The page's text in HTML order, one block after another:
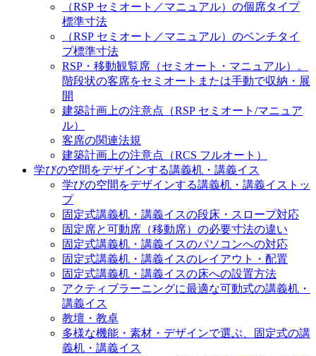
（RSP セミオート／マニュアル）の個席タイプ
標準寸法
（RSP セミオート／マニュアル）のベンチタイ
プ標準寸法
RSP・移動観覧席（セミオート・マニュアル）。
階段状の客席をセミオートまたは手動で収納・展
開
建築計画上の注意点（RSP セミオート/マニュア
ル）
客席の関連法規
建築計画上の注意点（RCS フルオート）
学びの空間をデザインする講義机・講義イス
学びの空間をデザインする講義机・講義イストッ
プ
固定式講義机・講義イスの段床・スロープ対応
固定席と可動席（移動席）の必要寸法の違い
固定式講義机・講義イスのパソコンへの対応
固定式講義机・講義イスのレイアウト・配置
固定式講義机・講義イスの床への設置方法
アクティブラーニングに最適な可動式の講義机・
講義イス
教壇・教卓
多様な機能・素材・デザインで選ぶ、固定式の講
義机・講義イス